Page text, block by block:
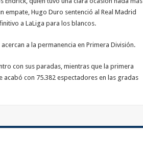
Hugo Duro sentenció al Real Madrid
a LaLiga para los blancos.
a la permanencia en Primera División.
con sus paradas, mientras que la primera
con 75.382 espectadores en las gradas